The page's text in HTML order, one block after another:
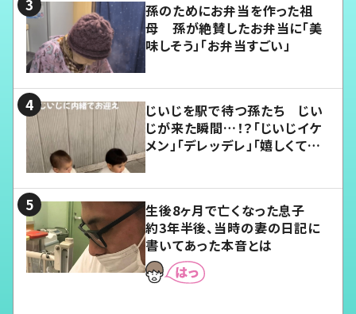
孫のためにお弁当を作った祖
母 孫が絶賛したお弁当に「美
味しそう」「お弁当すごい」
じいじを駅で待つ孫たち じい
じが来た瞬間…！？「じいじイケ
メン」「デレッデレ」「嬉しくて可
生後8ヶ月で亡くなった息子
約3年半後、当時の妻の日記に
書いてあった本音とは